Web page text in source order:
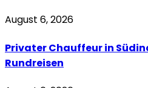
August 6, 2026
Privater Chauffeur in
Rundreisen